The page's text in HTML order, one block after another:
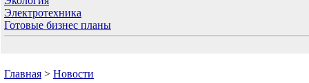
Электротехника
Готовые бизнес планы
Главная > Новости